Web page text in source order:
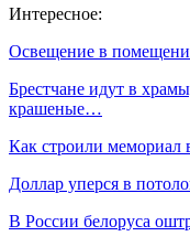
Интересное:
Освещение в
Брестчане идут в
крашеные…
Как строили мемориал
Доллар уперся в
В России белоруса